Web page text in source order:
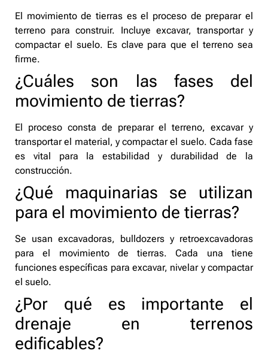
El movimiento de tierras es el proceso de preparar el
terreno para construir. Incluye excavar, transportar y
compactar el suelo. Es clave para que el terreno sea
firme.
¿Cuáles son las fases del
movimiento de tierras?
El proceso consta de preparar el terreno, excavar y
transportar el material, y compactar el suelo. Cada fase
es vital para la estabilidad y durabilidad de la
construcción.
¿Qué maquinarias se utilizan
para el movimiento de tierras?
Se usan excavadoras, bulldozers y retroexcavadoras
para el movimiento de tierras. Cada una tiene
funciones específicas para excavar, nivelar y compactar
el suelo.
¿Por qué es importante el
drenaje en terrenos
edificables?